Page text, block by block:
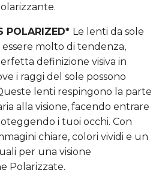
POLARIZED* Le lenti da sole
molto di tendenza,
definizione visiva in
i raggi del sole possono
lenti respingono la parte
alla visione, facendo entrare
i tuoi occhi. Con
chiare, colori vividi e un
per una visione
Polarizzate.